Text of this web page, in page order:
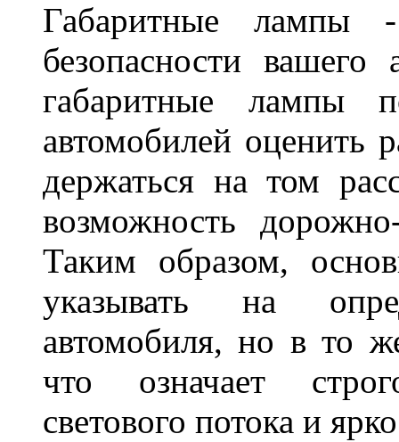
Габаритные лампы
безопасности
габаритные лампы
автомобилей оценить
держаться на том
возможность
Таким образом,
указывать на
автомобиля, но в то
что означает
светового потока и